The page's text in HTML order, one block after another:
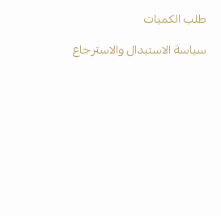
طلب الكميات
سياسة الاستبدال والاسترجاع